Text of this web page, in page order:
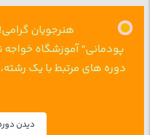
هنرجویان
پودمانی" آموزشگاه
دوره های مرتبط با یک
دیدن